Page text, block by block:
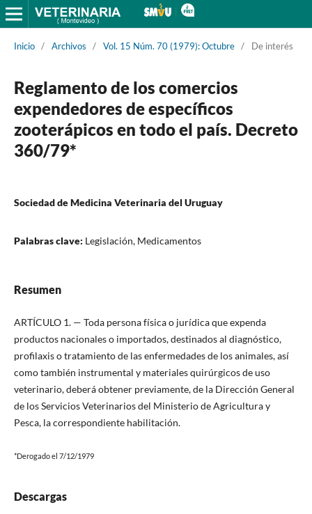
Inicio / Archivos / Vol. 15 Núm. 70 (1979): Octubre / De interés
Reglamento de los comercios
expendedores de específicos
zooterápicos en todo el país. Decreto
360/79*
Sociedad de Medicina Veterinaria del Uruguay
Palabras clave: Legislación, Medicamentos
Resumen
ARTÍCULO 1. — Toda persona física o jurídica que expenda
productos nacionales o importados, destinados al diagnóstico,
profilaxis o tratamiento de las enfermedades de los animales, así
como también instrumental y materiales quirúrgicos de uso
veterinario, deberá obtener previamente, de la Dirección General
de los Servicios Veterinarios del Ministerio de Agricultura y
Pesca, la correspondiente habilitación.
*Derogado el 7/12/1979
Descargas